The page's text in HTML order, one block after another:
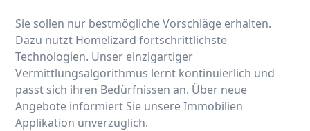
Sie sollen nur bestmögliche Vorschläge erhalten.
Dazu nutzt Homelizard fortschrittlichste
Technologien. Unser einzigartiger
Vermittlungsalgorithmus lernt kontinuierlich und
passt sich ihren Bedürfnissen an. Über neue
Angebote informiert Sie unsere Immobilien
Applikation unverzüglich.